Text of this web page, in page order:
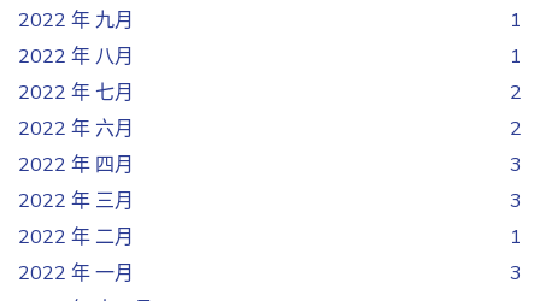
2022 年 九月
1
2022 年 八月
1
2022 年 七月
2
2022 年 六月
2
2022 年 四月
3
2022 年 三月
3
2022 年 二月
1
2022 年 一月
3